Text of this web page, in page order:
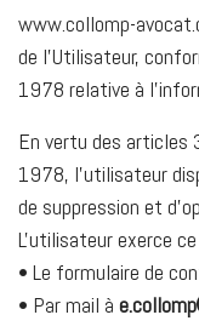
www.collomp-
de l’Utilisateur,
1978 relative à
En vertu des articles
1978, l'utilisateur
de suppression et
L'utilisateur exerce
• Le formulaire de
• Par mail à e.collomp